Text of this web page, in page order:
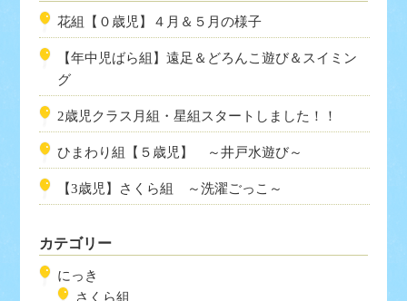
花組【０歳児】４月＆５月の様子
【年中児ばら組】遠足＆どろんこ遊び＆スイミン
グ
2歳児クラス月組・星組スタートしました！！
ひまわり組【５歳児】 ～井戸水遊び～
【3歳児】さくら組 ～洗濯ごっこ～
カテゴリー
にっき
さくら組